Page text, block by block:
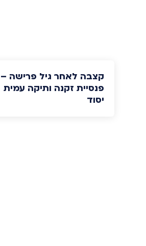
קצבה לאחר גיל פרישה –
פנסיית זקנה ותיקה עמית
יסוד